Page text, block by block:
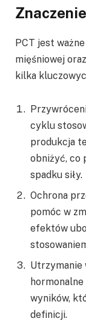
PCT jest
mięśniowej
kilka
cyklu
produkcja
obniżyć, co
spadku siły.
Ochrona
pomóc w
efektów
Utrzymanie
wyników,
definicji.